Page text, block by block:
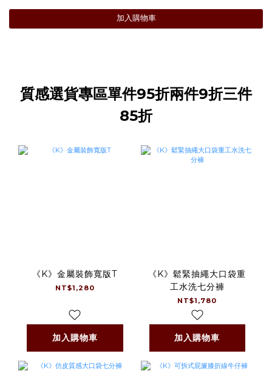
加入購物車
質感選貨專區單件95折兩件9折三件
85折
《K》金屬裝飾寬版T
NT$1,280
加入購物車
《K》鬆緊抽繩大口袋重
工水洗七分褲
NT$1,780
加入購物車